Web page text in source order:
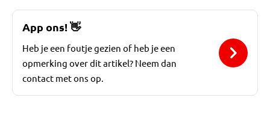
App ons!👋
Heb je een foutje gezien of heb je een
opmerking over dit artikel? Neem dan
contact met ons op.